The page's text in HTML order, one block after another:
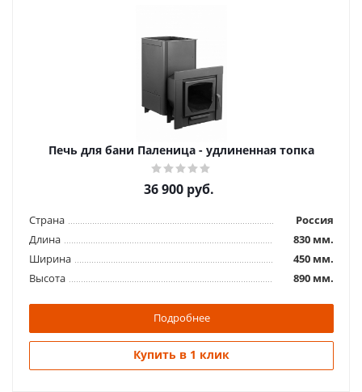
Печь для бани Паленица - удлиненная топка
36 900руб.
Страна
Россия
Длина
830 мм.
Ширина
450 мм.
Высота
890 мм.
Подробнее
Купить в 1 клик